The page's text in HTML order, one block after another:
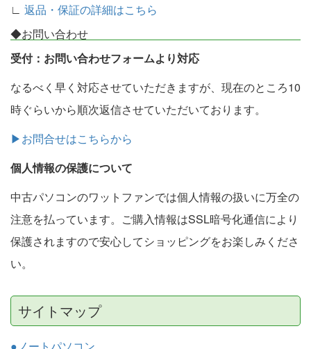
∟ 返品・保証の詳細はこちら
◆お問い合わせ
受付：お問い合わせフォームより対応
なるべく早く対応させていただきますが、現在のところ10
時ぐらいから順次返信させていただいております。
▶お問合せはこちらから
個人情報の保護について
中古パソコンのワットファンでは個人情報の扱いに万全の
注意を払っています。ご購入情報はSSL暗号化通信により
保護されますので安心してショッピングをお楽しみくださ
い。
サイトマップ
●ノートパソコン